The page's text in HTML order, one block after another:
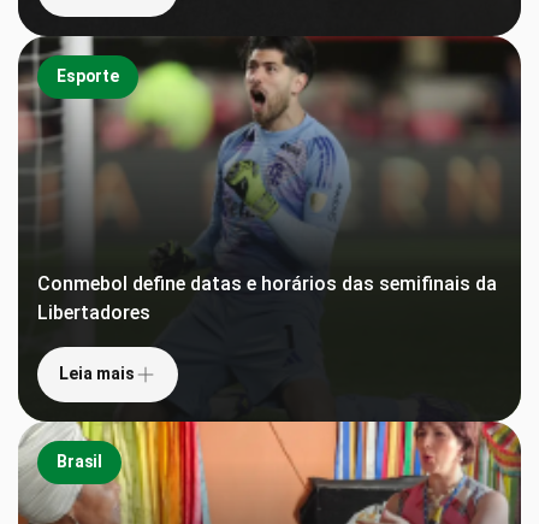
Esporte
Conmebol define datas e horários das semifinais da
Libertadores
Leia mais
Brasil